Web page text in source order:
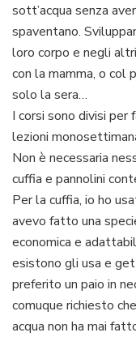
sott’acqua senza
spaventano.
loro corpo e negli
con la mamma, o col
solo la sera…
I corsi sono divisi per
lezioni
Non è necessaria
cuffia e pannolini
Per la cuffia, io ho
avevo fatto una
economica e
esistono gli usa e
preferito un paio in
comuque richiesto
acqua non ha mai